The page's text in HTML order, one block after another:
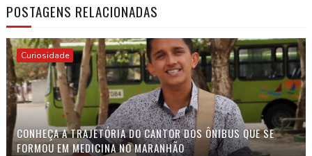
POSTAGENS RELACIONADAS
Curiosidade
CONHEÇA A TRAJETÓRIA DO CANTOR DOS ÔNIBUS QUE SE
FORMOU EM MEDICINA NO MARANHÃO